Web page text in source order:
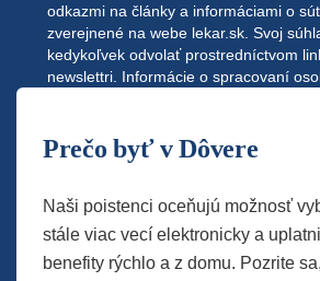
odkazmi na články a informáciami o
zverejnené na webe lekar.sk. Svoj
kedykoľvek odvolať prostredníctvom
newslettri. Informácie o spracovaní
Prečo byť v Dôvere
Naši poistenci oceňujú možnosť
stále viac vecí elektronicky a
benefity rýchlo a z domu. Pozrite